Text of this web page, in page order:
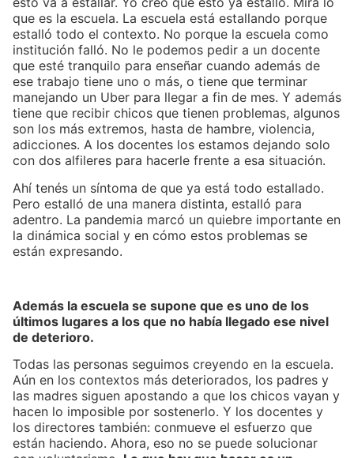
que es la escuela. La escuela está estallando porque
estalló todo el contexto. No porque la escuela como
institución falló. No le podemos pedir a un docente
que esté tranquilo para enseñar cuando además de
ese trabajo tiene uno o más, o tiene que terminar
manejando un Uber para llegar a fin de mes. Y además
tiene que recibir chicos que tienen problemas, algunos
son los más extremos, hasta de hambre, violencia,
adicciones. A los docentes los estamos dejando solo
con dos alfileres para hacerle frente a esa situación.
Ahí tenés un síntoma de que ya está todo estallado.
Pero estalló de una manera distinta, estalló para
adentro. La pandemia marcó un quiebre importante en
la dinámica social y en cómo estos problemas se
están expresando.
Además la escuela se supone que es uno de los
últimos lugares a los que no había llegado ese nivel
de deterioro.
Todas las personas seguimos creyendo en la escuela.
Aún en los contextos más deteriorados, los padres y
las madres siguen apostando a que los chicos vayan y
hacen lo imposible por sostenerlo. Y los docentes y
los directores también: conmueve el esfuerzo que
están haciendo. Ahora, eso no se puede solucionar